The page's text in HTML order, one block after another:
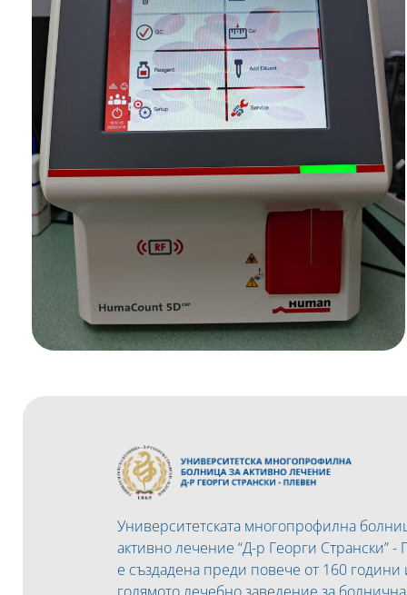
Университетската многопрофилна
активно лечение “Д-р Георги Странски” -
е създадена преди повече от 160 години